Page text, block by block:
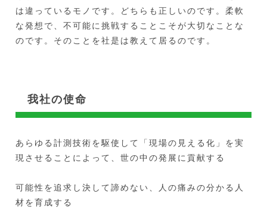
は違っているモノです。どちらも正しいのです。柔軟
な発想で、不可能に挑戦することこそが大切なことな
のです。そのことを社是は教えて居るのです。
我社の使命
あらゆる計測技術を駆使して「現場の見える化」を実
現させることによって、世の中の発展に貢献する
可能性を追求し決して諦めない、人の痛みの分かる人
材を育成する